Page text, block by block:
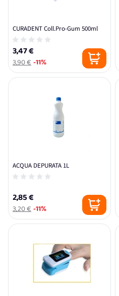
CURADENT Coll.Pro-Gum 500ml
3,47 €
3,90 €-11%
ACQUA DEPURATA 1L
2,85 €
3,20 €-11%